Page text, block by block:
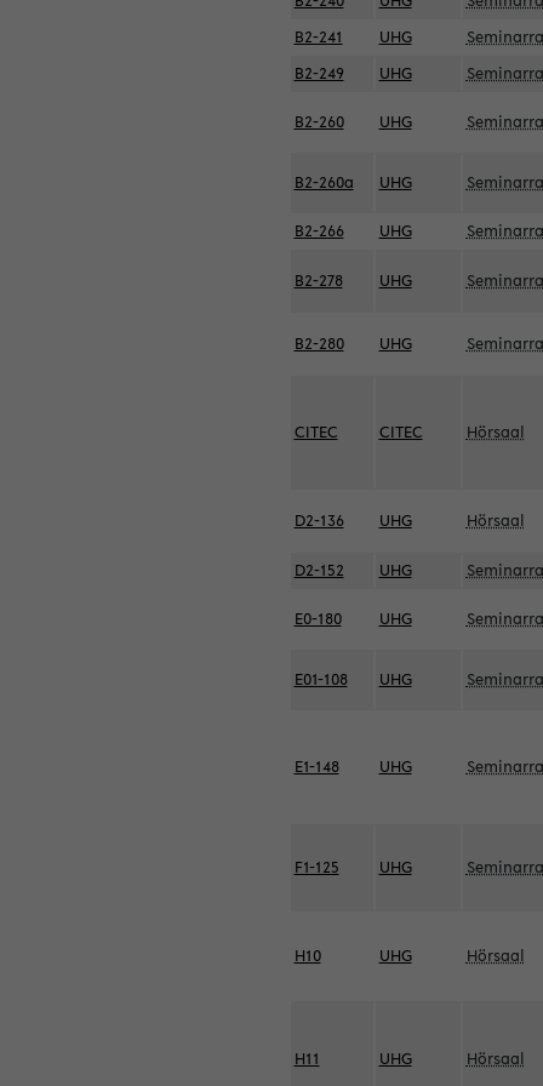
B2-241
UHG
B2-249
UHG
B2-260 UHG
B2-260a UHG
B2-266 UHG
B2-278 UHG
B2-280 UHG
CITEC CITEC Hörsaal
D2-136 UHG Hörsaal
D2-152 UHG
E0-180 UHG
E01-108 UHG
E1-148 UHG
F1-125 UHG
H10 UHG Hörsaal
H11 UHG Hörsaal